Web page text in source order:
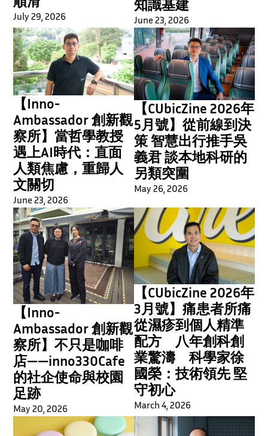
July 29, 2026
知識基建
June 23, 2026
【Inno-
Ambassador 創新觀
察所】當哲學教授
遇上AI時代：直面
人類焦慮，重歸人
文關切
June 23, 2026
【CUbicZine 2026年
5月號】從前線到決
策 智慧出行推手吳
義君 談本地科研的
另類突圍
May 26, 2026
【Inno-
Ambassador 創新觀
察所】不只是咖啡
店——inno330Cafe
的社企使命與校園
足跡
May 20, 2026
【CUbicZine 2026年
3月號】痛患者所痛
從濕疹到個人精準
配方 八年創科創
業驚濤 科學家徐
國榮：技術領先 堅
守初心
March 4, 2026